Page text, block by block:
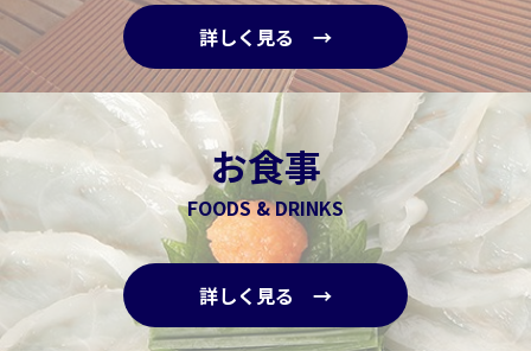
詳しく見る →
お食事
FOODS & DRINKS
詳しく見る →